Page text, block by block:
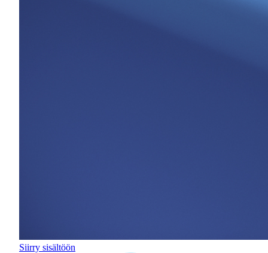
Siirry sisältöön